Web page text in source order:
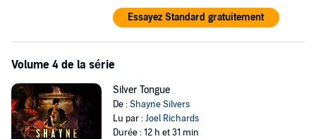
Essayez Standard gratuitement
Volume 4 de la série
Silver Tongue
De :Shayne Silvers
Lu par :Joel Richards
Durée : 12 h et 31 min